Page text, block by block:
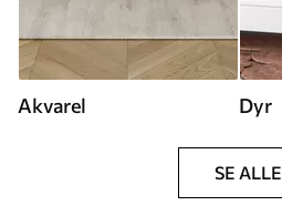
Akvarel Dyr
SE ALLE